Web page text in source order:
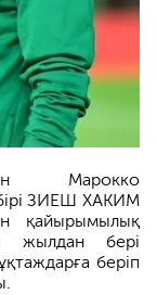
Марокко
ЗИЕШ ХАКИМ
қайырымылық
жылдан бері
беріп